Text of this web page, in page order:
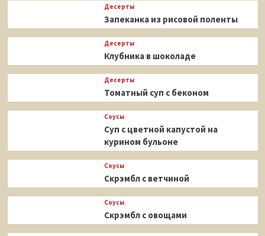
Десерты
Запеканка из рисовой поленты
Десерты
Клубника в шоколаде
Десерты
Томатный суп с беконом
Соусы
Суп с цветной капустой на
курином бульоне
Соусы
Скрэмбл с ветчиной
Соусы
Скрэмбл с овощами